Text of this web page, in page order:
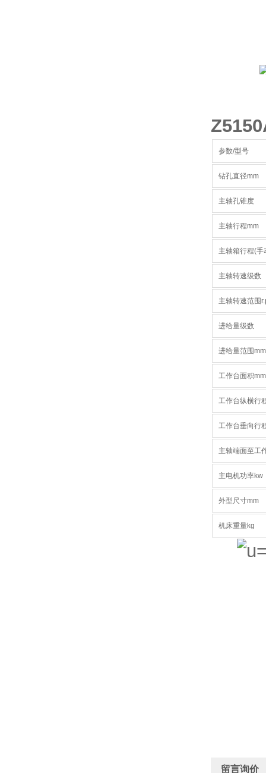
参数/型号
钻孔直径mm
主轴孔锥度
主轴行程mm
主轴箱行程(手
主轴转速级数
主轴转速范围
进给量级数
进给量范围
工作台面积mm
工作台纵横行
工作台垂向行
主轴端面至工
主电机功率kw
外型尺寸mm
机床重量kg
留言询价